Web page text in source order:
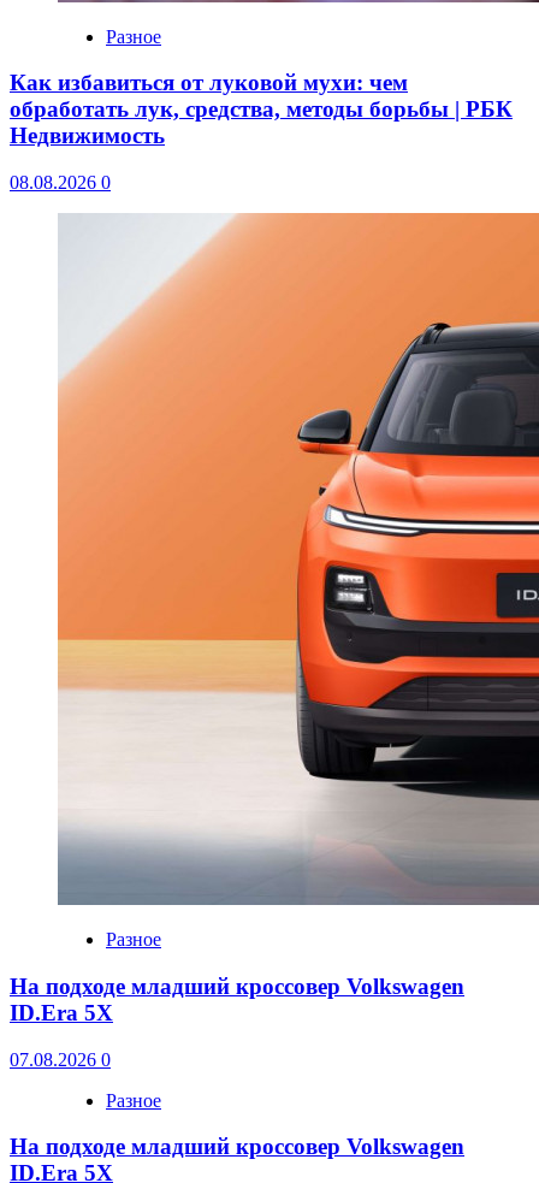
Разное
Как избавиться от луковой мухи: чем
обработать лук, средства, методы борьбы | РБК
Недвижимость
08.08.2026 0
Разное
На подходе младший кроссовер Volkswagen
ID.Era 5X
07.08.2026 0
Разное
На подходе младший кроссовер Volkswagen
ID.Era 5X